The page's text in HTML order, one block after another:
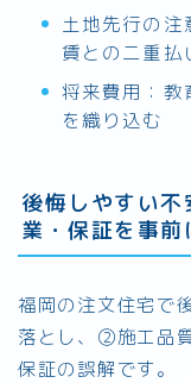
土地先行の
賃との二重払
将来費用：教
を織り込む
後悔しやすい
業・保証を事前
福岡の注文住宅で
落とし、②施工品
保証の誤解です。